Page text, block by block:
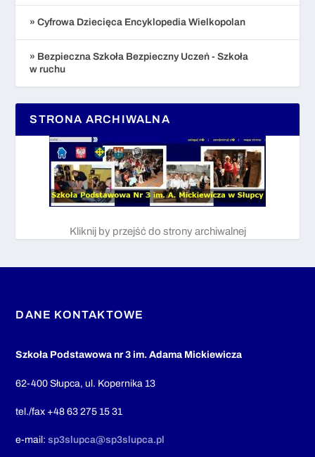
» Cyfrowa Dziecięca Encyklopedia Wielkopolan
» Bezpieczna Szkoła Bezpieczny Uczeń - Szkoła
w ruchu
STRONA ARCHIWALNA
Kliknij by przejść do strony archiwalnej
DANE KONTAKTOWE
Szkoła Podstawowa nr 3 im. Adama Mickiewicza
62-400 Słupca, ul. Kopernika 13
tel./fax +48 63 275 15 31
e-mail:sp3slupca@sp3slupca.pl